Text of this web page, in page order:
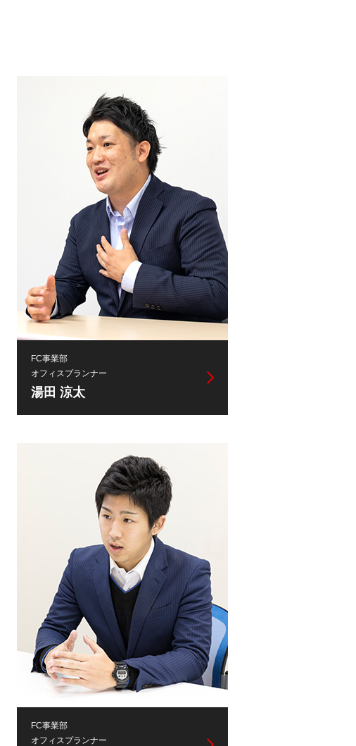
FC事業部
オフィスプランナー
湯田 涼太
FC事業部
オフィスプランナー